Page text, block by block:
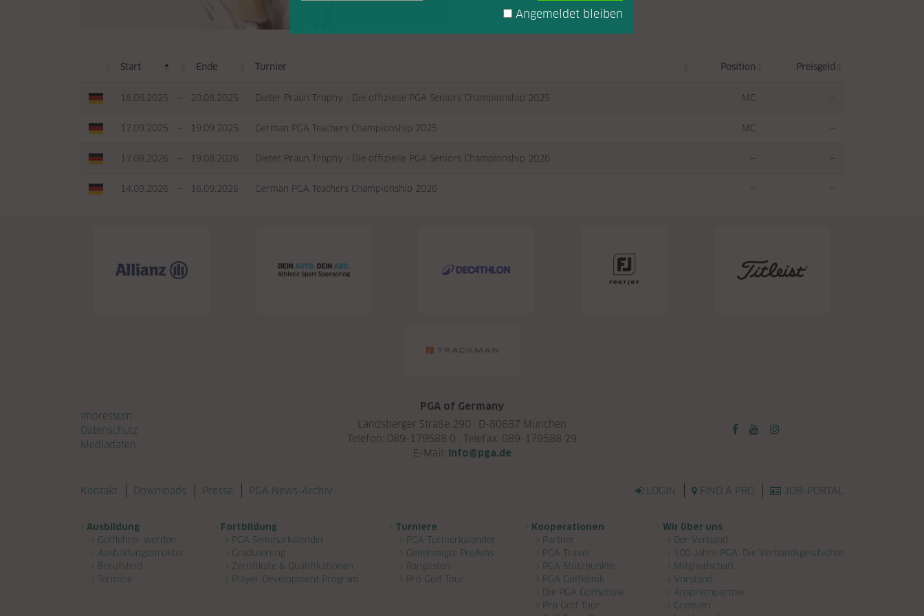
Start Ende Turnier Position Preisgeld
18.08.2025 — 20.08.2025 Dieter Praun Trophy - Die offizielle PGA Seniors Championship 2025 MC —
17.09.2025 — 19.09.2025 German PGA Teachers Championship 2025 MC —
17.08.2026 — 19.08.2026 Dieter Praun Trophy - Die offizielle PGA Seniors Championship 2026 — —
14.09.2026 — 16.09.2026 German PGA Teachers Championship 2026 — —
Angemeldet bleiben
Navigation überspringen
Impressum
Datenschutz
Mediadaten
PGA of Germany
Landsberger Straße 290 . D-80687 München
Telefon: 089-179588 0 . Telefax: 089-179588 29
E-Mail: info@pga.de
Navigation überspringen
Kontakt Downloads Presse PGA News-Archiv LOGIN FIND A PRO JOB-PORTAL
Navigation überspringen
Ausbildung
Golflehrer werden
Ausbildungsstruktur
Berufsfeld
Termine
Fortbildung
PGA Seminarkalender
Graduierung
Zertifikate & Qualifikationen
Player Development Program
Turniere
PGA Turnierkalender
Genehmigte ProAms
Ranglisten
Pro Golf Tour
Kooperationen
Partner
PGA Travel
PGA Stützpunkte
PGA Golfklinik
Die PGA Golfschule
Pro Golf Tour
Wir über uns
Der Verband
100 Jahre PGA: Die Verbandsgeschichte
Mitgliedschaft
Vorstand
Ansprechpartner
Gremien